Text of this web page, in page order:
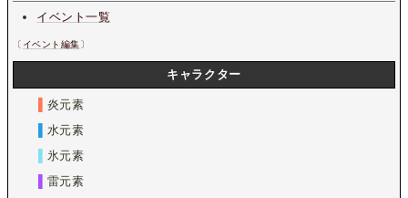
イベント一覧
〔 イベント編集〕
キャラクター
炎元素
水元素
氷元素
雷元素